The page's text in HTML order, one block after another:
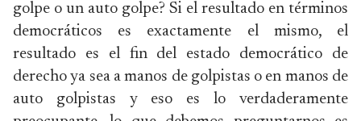
golpe o un auto golpe? Si el resultado en términos
democráticos es exactamente el mismo, el
resultado es el fin del estado democrático de
derecho ya sea a manos de golpistas o en manos de
auto golpistas y eso es lo verdaderamente